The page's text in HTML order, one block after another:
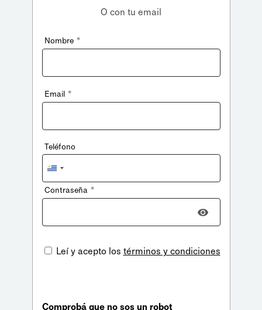
O con tu email
Nombre *
Email *
Teléfono
Uruguay
+598
Contraseña *
Leí y acepto los términos y condiciones
Comprobá que no sos un robot